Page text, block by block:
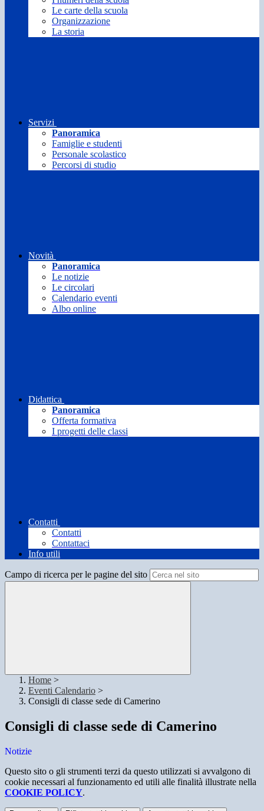
Le carte della scuola
Organizzazione
La storia
Servizi
Panoramica
Famiglie e studenti
Personale scolastico
Percorsi di studio
Novità
Panoramica
Le notizie
Le circolari
Calendario eventi
Albo online
Didattica
Panoramica
Offerta formativa
I progetti delle classi
Contatti
Contatti
Contattaci
Info utili
Campo di ricerca per le pagine del sito
Home >
Eventi Calendario >
Consigli di classe sede di Camerino
Consigli di classe sede di Camerino
Notizie
Questo sito o gli strumenti terzi da questo utilizzati si avvalgono di
cookie necessari al funzionamento ed utili alle finalità illustrate nella
COOKIE POLICY.